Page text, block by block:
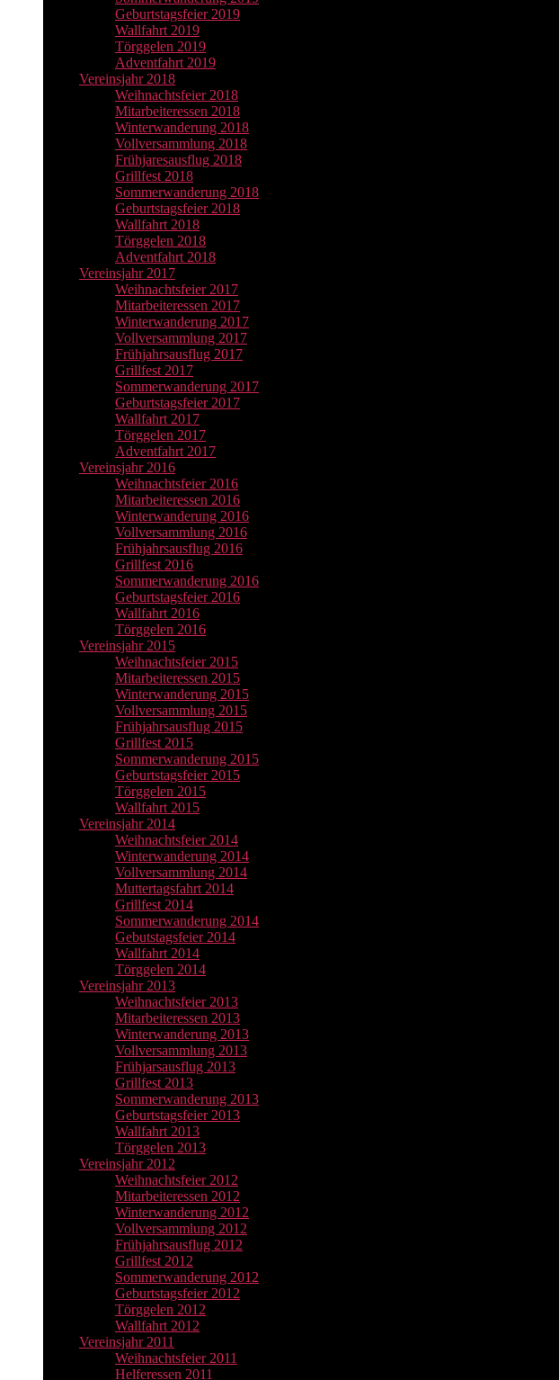
Geburtstagsfeier 2019
Wallfahrt 2019
Törggelen 2019
Adventfahrt 2019
Vereinsjahr 2018
Weihnachtsfeier 2018
Mitarbeiteressen 2018
Winterwanderung 2018
Vollversammlung 2018
Frühjaresausflug 2018
Grillfest 2018
Sommerwanderung 2018
Geburtstagsfeier 2018
Wallfahrt 2018
Törggelen 2018
Adventfahrt 2018
Vereinsjahr 2017
Weihnachtsfeier 2017
Mitarbeiteressen 2017
Winterwanderung 2017
Vollversammlung 2017
Frühjahrsausflug 2017
Grillfest 2017
Sommerwanderung 2017
Geburtstagsfeier 2017
Wallfahrt 2017
Törggelen 2017
Adventfahrt 2017
Vereinsjahr 2016
Weihnachtsfeier 2016
Mitarbeiteressen 2016
Winterwanderung 2016
Vollversammlung 2016
Frühjahrsausflug 2016
Grillfest 2016
Sommerwanderung 2016
Geburtstagsfeier 2016
Wallfahrt 2016
Törggelen 2016
Vereinsjahr 2015
Weihnachtsfeier 2015
Mitarbeiteressen 2015
Winterwanderung 2015
Vollversammlung 2015
Frühjahrsausflug 2015
Grillfest 2015
Sommerwanderung 2015
Geburtstagsfeier 2015
Törggelen 2015
Wallfahrt 2015
Vereinsjahr 2014
Weihnachtsfeier 2014
Winterwanderung 2014
Vollversammlung 2014
Muttertagsfahrt 2014
Grillfest 2014
Sommerwanderung 2014
Gebutstagsfeier 2014
Wallfahrt 2014
Törggelen 2014
Vereinsjahr 2013
Weihnachtsfeier 2013
Mitarbeiteressen 2013
Winterwanderung 2013
Vollversammlung 2013
Frühjarsausflug 2013
Grillfest 2013
Sommerwanderung 2013
Geburtstagsfeier 2013
Wallfahrt 2013
Törggelen 2013
Vereinsjahr 2012
Weihnachtsfeier 2012
Mitarbeiteressen 2012
Winterwanderung 2012
Vollversammlung 2012
Frühjahrsausflug 2012
Grillfest 2012
Sommerwanderung 2012
Geburtstagsfeier 2012
Törggelen 2012
Wallfahrt 2012
Vereinsjahr 2011
Weihnachtsfeier 2011
Helferessen 2011